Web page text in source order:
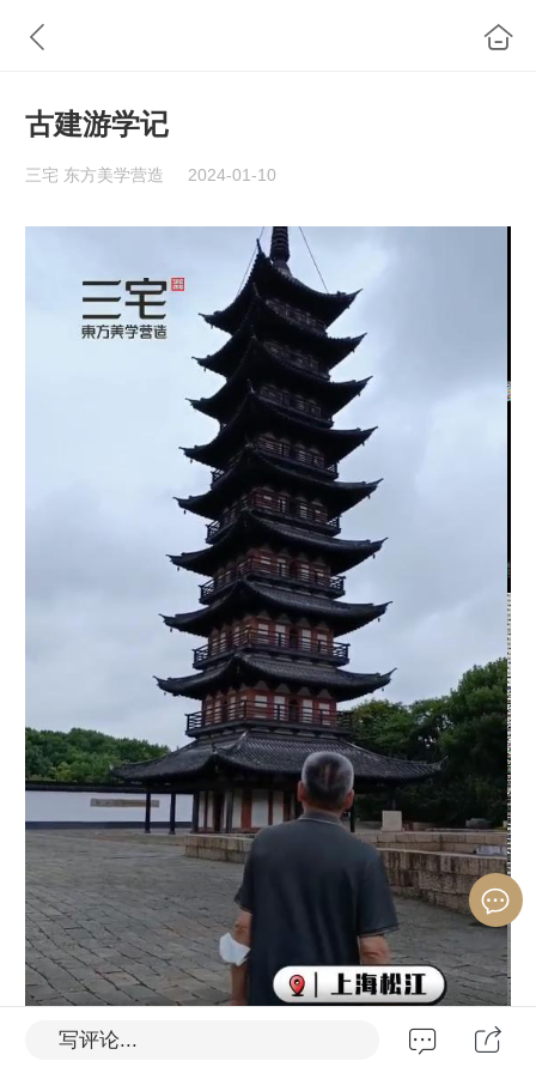
古建游学记
三宅 东方美学营造 2024-01-10
写评论...